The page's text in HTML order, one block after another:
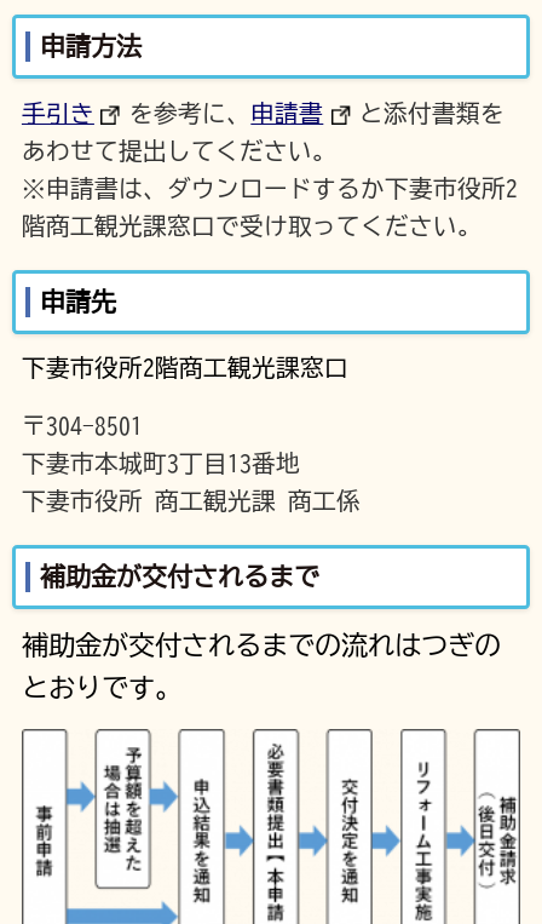
申請方法
手引き を参考に、 申請書
と添付書類を
あわせて提出してください。
※申請書は、ダウンロードするか下妻市役所2
階商工観光課窓口で受け取ってください。
申請先
下妻市役所2階商工観光課窓口
〒304-8501
下妻市本城町3丁目13番地
下妻市役所 商工観光課 商工係
補助金が交付されるまで
補助金が交付されるまでの流れはつぎの
とおりです。